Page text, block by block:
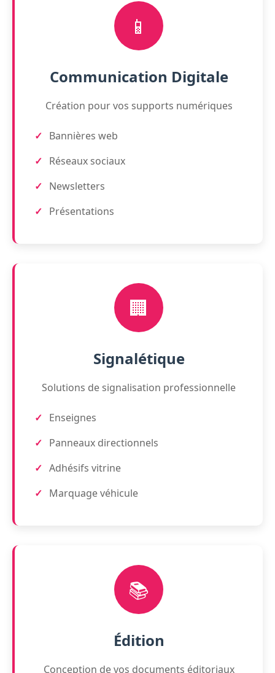
📱
Communication Digitale
Création pour vos supports numériques
Bannières web
Réseaux sociaux
Newsletters
Présentations
🏢
Signalétique
Solutions de signalisation professionnelle
Enseignes
Panneaux directionnels
Adhésifs vitrine
Marquage véhicule
📚
Édition
Conception de vos documents éditoriaux